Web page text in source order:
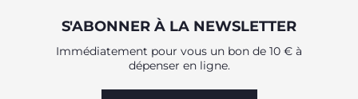
S'ABONNER À LA NEWSLETTER
Immédiatement pour vous un bon de 10 € à
dépenser en ligne.